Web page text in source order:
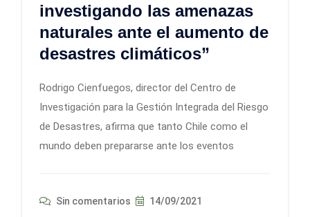
investigando las amenazas
naturales ante el aumento de
desastres climáticos”
Rodrigo Cienfuegos, director del Centro de
Investigación para la Gestión Integrada del Riesgo
de Desastres, afirma que tanto Chile como el
mundo deben prepararse ante los eventos
Sin comentarios 14/09/2021